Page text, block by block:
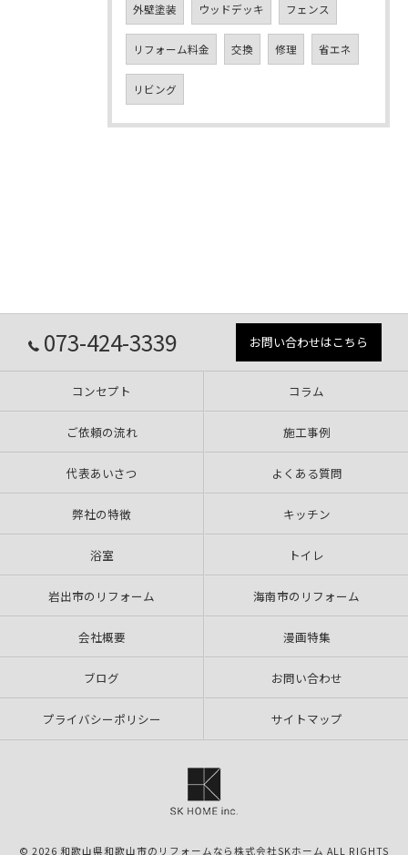
外壁塗装 ウッドデッキ フェンス
リフォーム料金 交換 修理 省エネ
リビング
073-424-3339 お問い合わせはこちら
コンセプト コラム
ご依頼の流れ 施工事例
代表あいさつ よくある質問
弊社の特徴 キッチン
浴室 トイレ
岩出市のリフォーム 海南市のリフォーム
会社概要 漫画特集
ブログ お問い合わせ
プライバシーポリシー サイトマップ
© 2026 和歌山県和歌山市のリフォームなら株式会社SKホーム ALL RIGHTS